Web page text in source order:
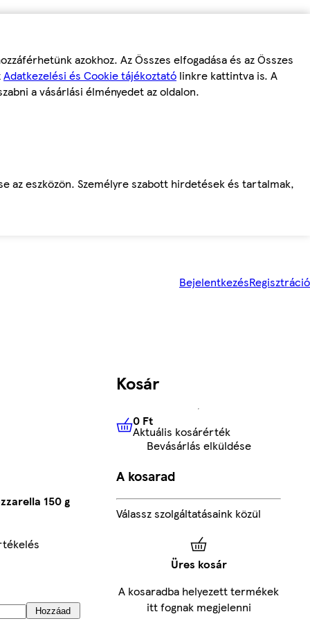
azokhoz. Az Összes elfogadása és az Összes
Adatkezelési és Cookie tájékoztató linkre kattintva is. A
a vásárlási élményedet az oldalon.
az eszközön. Személyre szabott hirdetések és tartalmak,
BejelentkezésRegisztráció
150 g
Hozzáad
Kosár
0 FtAktuális kosárérték
0 Ft
Aktuális kosárérték
Bevásárlás elküldése
A kosarad
Válassz szolgáltatásaink közül
Üres kosár
A kosaradba helyezett termékek
itt fognak megjelenni